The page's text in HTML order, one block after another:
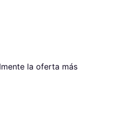
la oferta más